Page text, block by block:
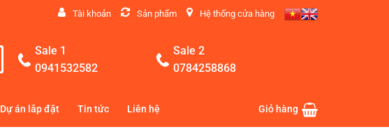
Tài khoản Sản phẩm Hệ thống cửa hàng
Sale 1
0941532582
Sale 2
0784258868
Dự án lắp đặt Tin tức Liên hệ Giỏ hàng